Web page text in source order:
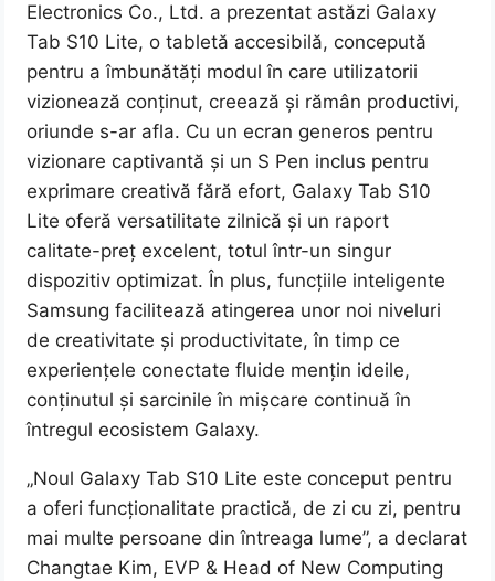
Electronics Co., Ltd. a prezentat astăzi Galaxy
Tab S10 Lite, o tabletă accesibilă, concepută
pentru a îmbunătăți modul în care utilizatorii
vizionează conținut, creează și rămân productivi,
oriunde s-ar afla. Cu un ecran generos pentru
vizionare captivantă și un S Pen inclus pentru
exprimare creativă fără efort, Galaxy Tab S10
Lite oferă versatilitate zilnică și un raport
calitate-preț excelent, totul într-un singur
dispozitiv optimizat. În plus, funcțiile inteligente
Samsung facilitează atingerea unor noi niveluri
de creativitate și productivitate, în timp ce
experiențele conectate fluide mențin ideile,
conținutul și sarcinile în mișcare continuă în
întregul ecosistem Galaxy.
„Noul Galaxy Tab S10 Lite este conceput pentru
a oferi funcționalitate practică, de zi cu zi, pentru
mai multe persoane din întreaga lume”, a declarat
Changtae Kim, EVP & Head of New Computing